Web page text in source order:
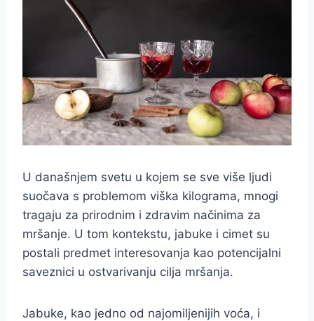
U današnjem svetu u kojem se sve više ljudi
suočava s problemom viška kilograma, mnogi
tragaju za prirodnim i zdravim načinima za
mršanje. U tom kontekstu, jabuke i cimet su
postali predmet interesovanja kao potencijalni
saveznici u ostvarivanju cilja mršanja.
Jabuke, kao jedno od najomiljenijih voća, i